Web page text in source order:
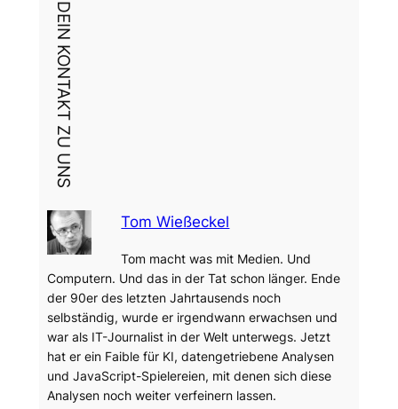
DEIN KONTAKT ZU UNS
Tom Wießeckel
Tom macht was mit Medien. Und
Computern. Und das in der Tat schon länger. Ende
der 90er des letzten Jahrtausends noch
selbständig, wurde er irgendwann erwachsen und
war als IT-Journalist in der Welt unterwegs. Jetzt
hat er ein Faible für KI, datengetriebene Analysen
und JavaScript-Spielereien, mit denen sich diese
Analysen noch weiter verfeinern lassen.